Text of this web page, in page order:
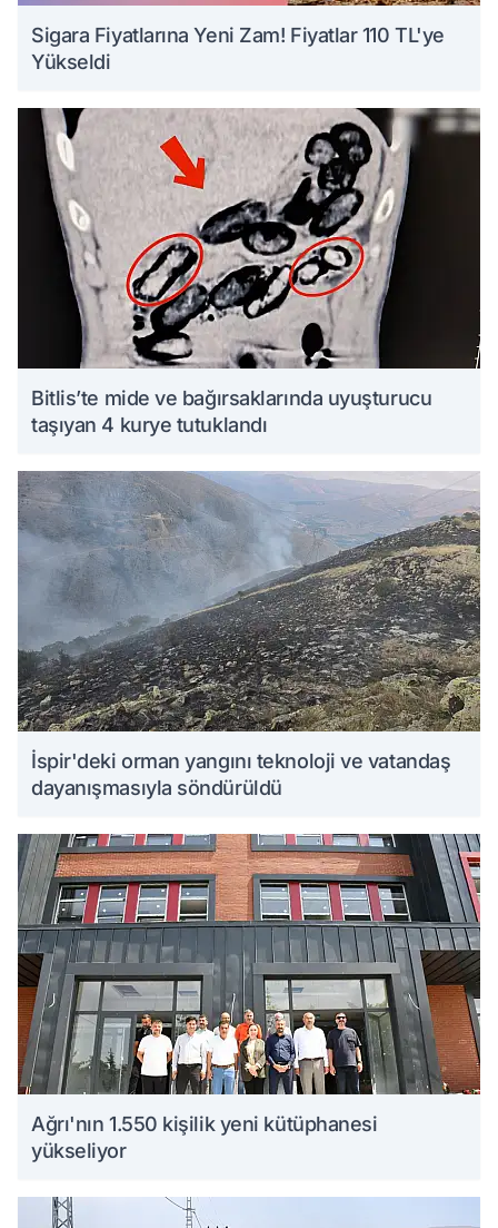
Sigara Fiyatlarına Yeni Zam! Fiyatlar 110 TL'ye
Yükseldi
Bitlis’te mide ve bağırsaklarında uyuşturucu
taşıyan 4 kurye tutuklandı
İspir'deki orman yangını teknoloji ve vatandaş
dayanışmasıyla söndürüldü
Ağrı'nın 1.550 kişilik yeni kütüphanesi
yükseliyor